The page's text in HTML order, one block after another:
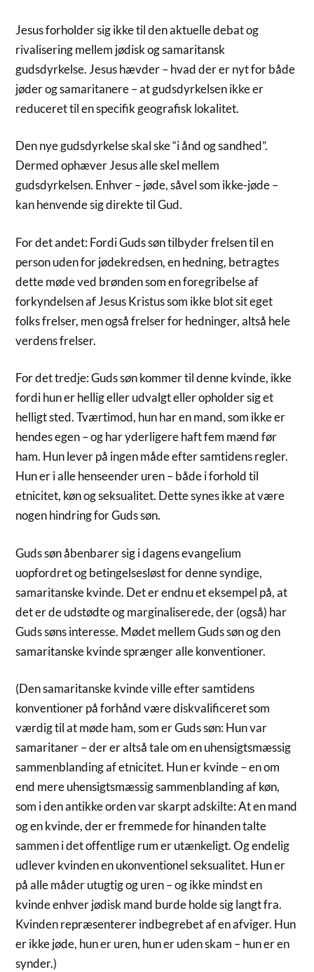
Jesus forholder sig ikke til den aktuelle debat og
rivalisering mellem jødisk og samaritansk
gudsdyrkelse. Jesus hævder – hvad der er nyt for både
jøder og samaritanere – at gudsdyrkelsen ikke er
reduceret til en specifik geografisk lokalitet.
Den nye gudsdyrkelse skal ske “i ånd og sandhed”.
Dermed ophæver Jesus alle skel mellem
gudsdyrkelsen. Enhver – jøde, såvel som ikke-jøde –
kan henvende sig direkte til Gud.
For det andet: Fordi Guds søn tilbyder frelsen til en
person uden for jødekredsen, en hedning, betragtes
dette møde ved brønden som en foregribelse af
forkyndelsen af Jesus Kristus som ikke blot sit eget
folks frelser, men også frelser for hedninger, altså hele
verdens frelser.
For det tredje: Guds søn kommer til denne kvinde, ikke
fordi hun er hellig eller udvalgt eller opholder sig et
helligt sted. Tværtimod, hun har en mand, som ikke er
hendes egen – og har yderligere haft fem mænd før
ham. Hun lever på ingen måde efter samtidens regler.
Hun er i alle henseender uren – både i forhold til
etnicitet, køn og seksualitet. Dette synes ikke at være
nogen hindring for Guds søn.
Guds søn åbenbarer sig i dagens evangelium
uopfordret og betingelsesløst for denne syndige,
samaritanske kvinde. Det er endnu et eksempel på, at
det er de udstødte og marginaliserede, der (også) har
Guds søns interesse. Mødet mellem Guds søn og den
samaritanske kvinde sprænger alle konventioner.
(Den samaritanske kvinde ville efter samtidens
konventioner på forhånd være diskvalificeret som
værdig til at møde ham, som er Guds søn: Hun var
samaritaner – der er altså tale om en uhensigtsmæssig
sammenblanding af etnicitet. Hun er kvinde – en om
end mere uhensigtsmæssig sammenblanding af køn,
som i den antikke orden var skarpt adskilte: At en mand
og en kvinde, der er fremmede for hinanden talte
sammen i det offentlige rum er utænkeligt. Og endelig
udlever kvinden en ukonventionel seksualitet. Hun er
på alle måder utugtig og uren – og ikke mindst en
kvinde enhver jødisk mand burde holde sig langt fra.
Kvinden repræsenterer indbegrebet af en afviger. Hun
er ikke jøde, hun er uren, hun er uden skam – hun er en
synder.)